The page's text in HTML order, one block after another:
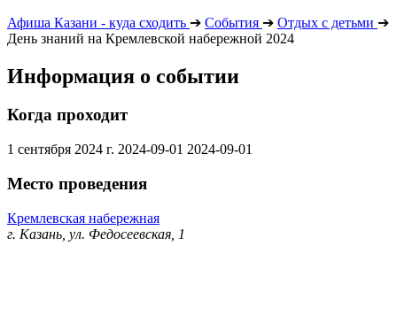
Афиша Казани - куда сходить ➔ События ➔ Отдых с детьми ➔
День знаний на Кремлевской набережной 2024
Информация о событии
Когда проходит
1 сентября 2024 г. 2024-09-01 2024-09-01
Место проведения
Кремлевская набережная
г. Казань, ул. Федосеевская, 1